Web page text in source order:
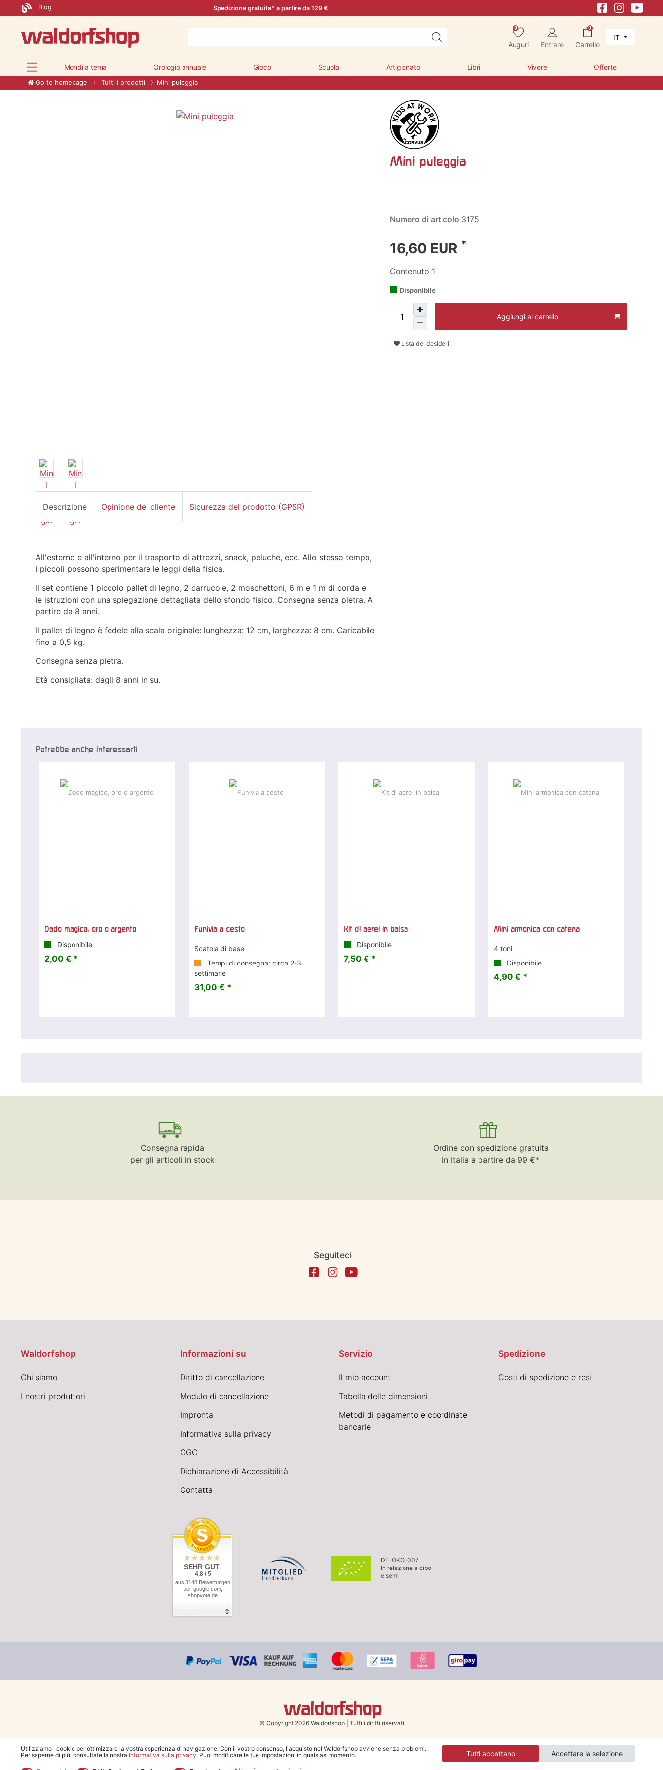
Blog Spedizione gratuita* a partire da 129 €
0
Auguri Entrare
0
Carrello
IT
Mondi a tema Orologio annuale Gioco Scuola Artigianato Libri Vivere Offerte
Go to homepage Tutti i prodotti Mini puleggia
Mini puleggia
Numero di articolo 3175
16,60 EUR *
Contenuto 1
Disponibile
Aggiungi al carrello
Lista dei desideri
Descrizione Opinione del cliente Sicurezza del prodotto (GPSR)
All'esterno e all'interno per il trasporto di attrezzi, snack, peluche, ecc. Allo stesso tempo,
i piccoli possono sperimentare le leggi della fisica.
Il set contiene 1 piccolo pallet di legno, 2 carrucole, 2 moschettoni, 6 m e 1 m di corda e
le istruzioni con una spiegazione dettagliata dello sfondo fisico. Consegna senza pietra. A
partire da 8 anni.
Il pallet di legno è fedele alla scala originale: lunghezza: 12 cm, larghezza: 8 cm. Caricabile
fino a 0,5 kg.
Consegna senza pietra.
Età consigliata: dagli 8 anni in su.
Potrebbe anche interessarti
Dado magico, oro o argento
Disponibile
2,00 € *
Funivia a cesto
Scatola di base
Tempi di consegna: circa 2-3
settimane
31,00 € *
Kit di aerei in balsa
Disponibile
7,50 € *
Mini armonica con catena
4 toni
Disponibile
4,90 € *
Consegna rapida
per gli articoli in stock
Ordine con spedizione gratuita
in Italia a partire da 99 €*
Seguiteci
Waldorfshop
Chi siamo
I nostri produttori
Informazioni su
Diritto di cancellazione
Modulo di cancellazione
Impronta
Informativa sulla privacy
CGC
Dichiarazione di Accessibilità
Contatta
Servizio
Il mio account
Tabella delle dimensioni
Metodi di pagamento e coordinate
bancarie
Spedizione
Costi di spedizione e resi
SEHR GUT
4.8 / 5
aus 3148 Bewertungen
bei: google.com,
shopvote.de
DE-ÖKO-007
In relazione a cibo
e semi
© Copyright 2026 Waldorfshop Tutti i diritti riservati.
*Ordina la spedizione gratuita in Italia a partire da 99 €. Sono escluse le merci ingombranti.
Utilizziamo i cookie per ottimizzare la vostra esperienza di navigazione. Con il vostro consenso, l'acquisto nel Waldorfshop avviene senza problemi.
Per saperne di più, consultate la nostra Informativa sulla privacy. Puoi modificare le tue impostazioni in qualsiasi momento. Tutti accettano Accettare la selezione